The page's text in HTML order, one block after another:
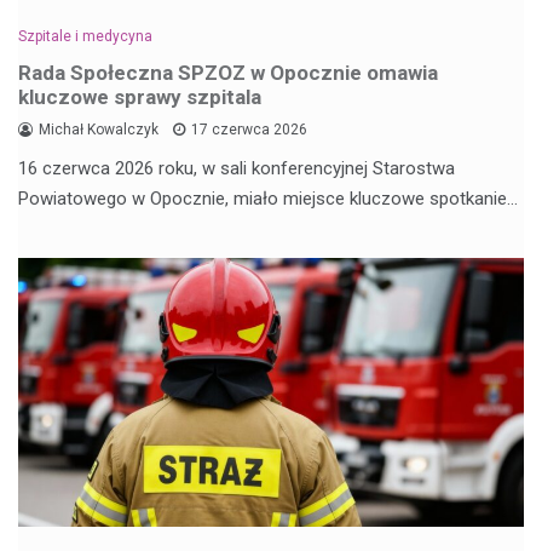
Szpitale i medycyna
Rada Społeczna SPZOZ w Opocznie omawia
kluczowe sprawy szpitala
Michał Kowalczyk 17 czerwca 2026
16 czerwca 2026 roku, w sali konferencyjnej Starostwa
Powiatowego w Opocznie, miało miejsce kluczowe spotkanie…